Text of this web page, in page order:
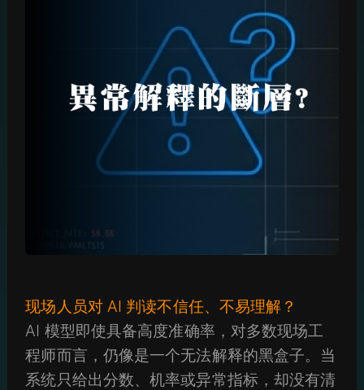
现场人员对 AI 判读不信任、不易理解？
AI 模型即使具备高度准确率，对多数现场工
程师而言，仍像是一个无法解释的黑盒子。当
系统只给出分数、机率或异常指标，却没有清